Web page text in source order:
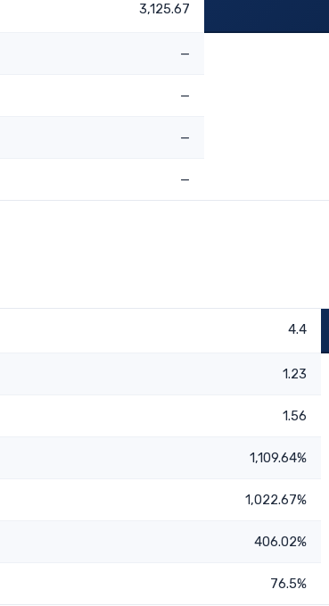
3,125.67
—
—
—
—
4.4
1.23
1.56
1,109.64%
1,022.67%
406.02%
76.5%